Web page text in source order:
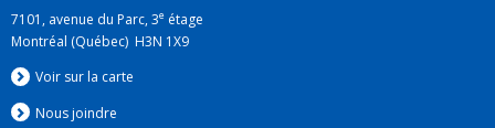
7101, avenue du Parc, 3e étage
Montréal (Québec) H3N 1X9
Voir sur la carte
Nous joindre